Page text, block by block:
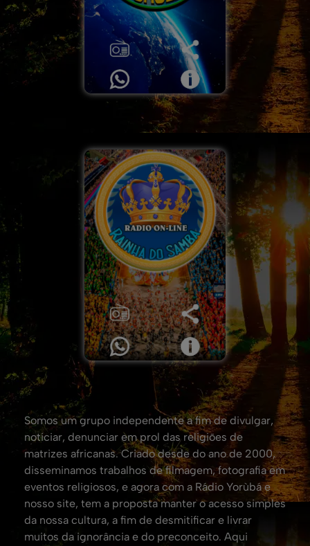
Somos um grupo independente a fim de divulgar,
noticiar, denunciar em prol das religiões de
matrizes africanas. Criado desde do ano de 2000,
disseminamos trabalhos de filmagem, fotografia em
eventos religiosos, e agora com a Rádio Yorùbá e
nosso site, tem a proposta manter o acesso simples
da nossa cultura, a fim de desmitificar e livrar
muitos da ignorância e do preconceito. Aqui